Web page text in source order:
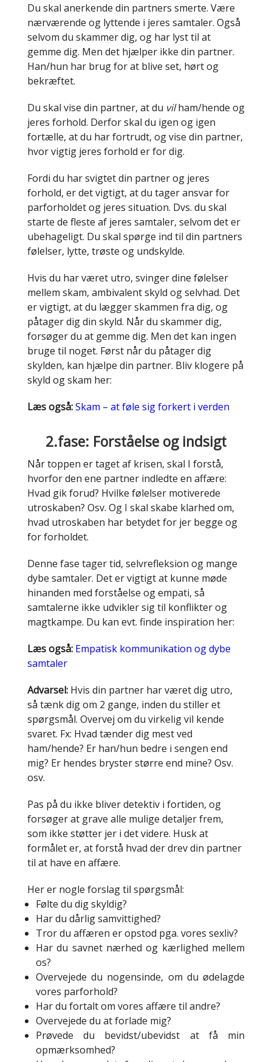
Du skal anerkende din partners smerte. Være
nærværende og lyttende i jeres samtaler. Også
selvom du skammer dig, og har lyst til at
gemme dig. Men det hjælper ikke din partner.
Han/hun har brug for at blive set, hørt og
bekræftet.
Du skal vise din partner, at du vilham/hende og
jeres forhold. Derfor skal du igen og igen
fortælle, at du har fortrudt, og vise din partner,
hvor vigtig jeres forhold er for dig.
Fordi du har svigtet din partner og jeres
forhold, er det vigtigt, at du tager ansvar for
parforholdet og jeres situation. Dvs. du skal
starte de fleste af jeres samtaler, selvom det er
ubehageligt. Du skal spørge ind til din partners
følelser, lytte, trøste og undskylde.
Hvis du har været utro, svinger dine følelser
mellem skam, ambivalent skyld og selvhad. Det
er vigtigt, at du lægger skammen fra dig, og
påtager dig din skyld. Når du skammer dig,
forsøger du at gemme dig. Men det kan ingen
bruge til noget. Først når du påtager dig
skylden, kan hjælpe din partner. Bliv klogere på
skyld og skam her:
Læs også:Skam – at føle sig forkert i verden
2.fase: Forståelse og indsigt
Når toppen er taget af krisen, skal I forstå,
hvorfor den ene partner indledte en affære:
Hvad gik forud? Hvilke følelser motiverede
utroskaben? Osv. Og I skal skabe klarhed om,
hvad utroskaben har betydet for jer begge og
for forholdet.
Denne fase tager tid, selvrefleksion og mange
dybe samtaler. Det er vigtigt at kunne møde
hinanden med forståelse og empati, så
samtalerne ikke udvikler sig til konflikter og
magtkampe. Du kan evt. finde inspiration her:
Læs også: Empatisk kommunikation og dybe
samtaler
Advarsel: Hvis din partner har været dig utro,
så tænk dig om 2 gange, inden du stiller et
spørgsmål. Overvej om du virkelig vil kende
svaret. Fx: Hvad tænder dig mest ved
ham/hende? Er han/hun bedre i sengen end
mig? Er hendes bryster større end mine? Osv.
osv.
Pas på du ikke bliver detektiv i fortiden, og
forsøger at grave alle mulige detaljer frem,
som ikke støtter jer i det videre. Husk at
formålet er, at forstå hvad der drev din partner
til at have en affære.
Her er nogle forslag til spørgsmål:
Følte du dig skyldig?
Har du dårlig samvittighed?
Tror du affæren er opstod pga. vores sexliv?
Har du savnet nærhed og kærlighed mellem
os?
Overvejede du nogensinde, om du ødelagde
vores parforhold?
Har du fortalt om vores affære til andre?
Overvejede du at forlade mig?
Prøvede du bevidst/ubevidst at få min
opmærksomhed?